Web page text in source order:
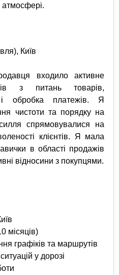
Київ
входило активне
з питань товарів,
і обробка платежів. Я
чистоти та порядку на
спрямовувалися на
клієнтів. Я мала
в області продажів
відносини з покупцями.
місяців)
графіків та маршрутів
у дорозі